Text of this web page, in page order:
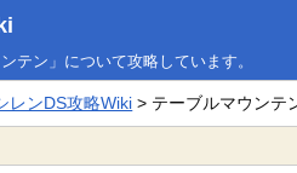
テン」について攻略しています。
レンDS攻略Wiki > テーブルマウンテ